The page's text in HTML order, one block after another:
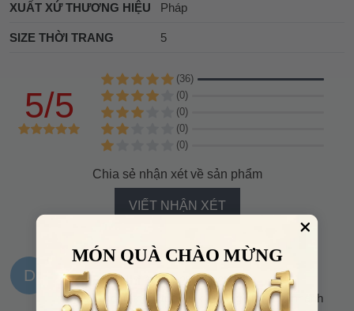
XUẤT XỨ THƯƠNG HIỆU Pháp
SIZE THỜI TRANG 5
5/5
(36)
(0)
(0)
(0)
(0)
Chia sẻ nhận xét về sản phẩm
VIẾT NHẬN XÉT
D Diệp Bảo Nhi
10:40, 25/07/2026
Đóng gói cẩn thận, tư vấn kỹ, hàng giao khá nhanh
MÓN QUÀ CHÀO MỪNG